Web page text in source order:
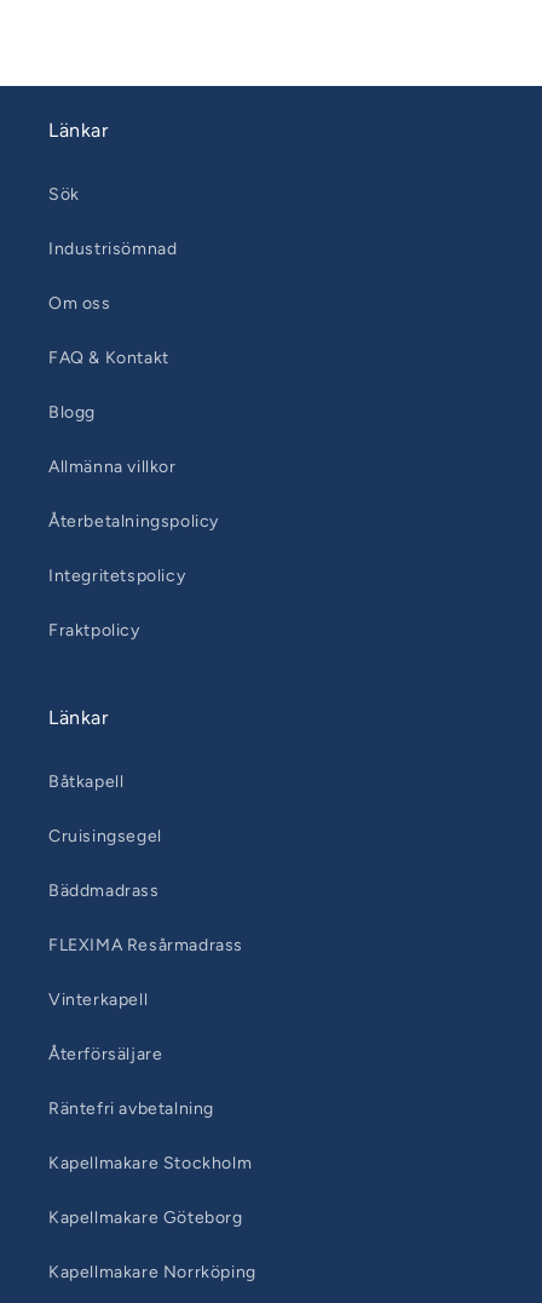
85
85
Länkar
Sök
Industrisömnad
Om oss
FAQ & Kontakt
Blogg
Allmänna villkor
Återbetalningspolicy
Integritetspolicy
Fraktpolicy
Länkar
Båtkapell
Cruisingsegel
Bäddmadrass
FLEXIMA Resårmadrass
Vinterkapell
Återförsäljare
Räntefri avbetalning
Kapellmakare Stockholm
Kapellmakare Göteborg
Kapellmakare Norrköping